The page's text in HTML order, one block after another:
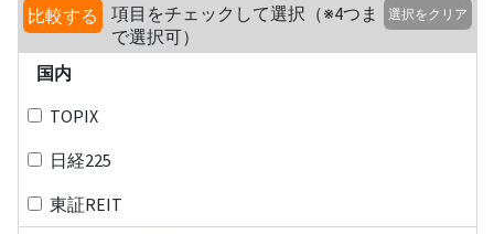
比較する
項目をチェックして選択（※4つま
で選択可）
選択をクリア
国内
TOPIX
日経225
東証REIT